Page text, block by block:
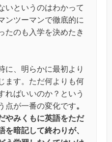
いというのはわかって
ンツーマンで徹底的に
たのも入学を決めたき
に、 明らかに最初より
ます。 ただ何よりも何
ればいいのか？ という
点が一番の変化です。
やみくもに英語をただ
を暗記して終わりが、